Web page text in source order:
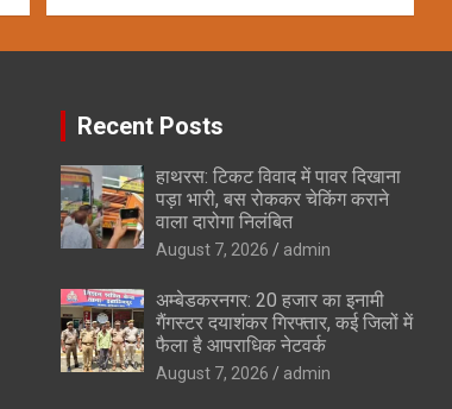
Recent Posts
हाथरस: टिकट विवाद में पावर दिखाना
पड़ा भारी, बस रोककर चेकिंग कराने
वाला दारोगा निलंबित
August 7, 2026 admin
अम्बेडकरनगर: 20 हजार का इनामी
गैंगस्टर दयाशंकर गिरफ्तार, कई जिलों में
फैला है आपराधिक नेटवर्क
August 7, 2026 admin